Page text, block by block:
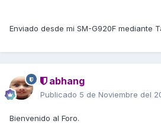
Enviado desde mi SM-G920F mediante
abhang
Publicado 5 de Noviembre del
Bienvenido al Foro.